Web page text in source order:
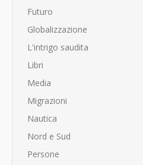
Futuro
Globalizzazione
L'intrigo saudita
Libri
Media
Migrazioni
Nautica
Nord e Sud
Persone